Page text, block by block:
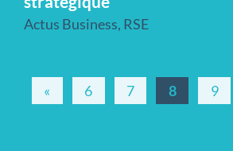
Actus Business, RSE
« 6 7 8 9